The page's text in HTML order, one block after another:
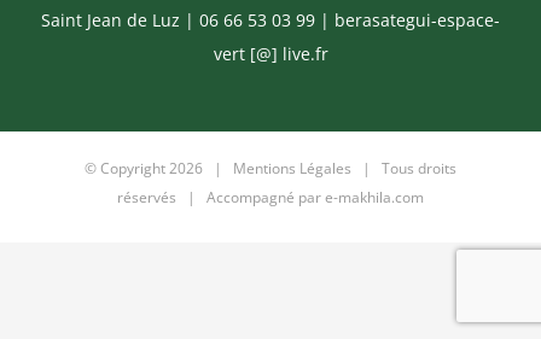
Saint Jean de Luz | 06 66 53 03 99 | berasategui-espace-
vert [@] live.fr
© Copyright2026 | Mentions Légales | Tous droits
réservés | Accompagné pare-makhila.com